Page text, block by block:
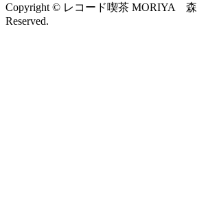
Copyright © レコード喫茶 MORIYA
Reserved.